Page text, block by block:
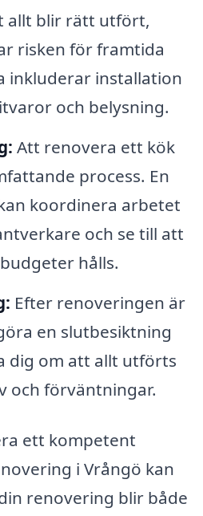
allt blir rätt utfört,
risken för framtida
inkluderar installation
och belysning.
Att renovera ett kök
process. En
koordinera arbetet
och se till att
hålls.
Efter renoveringen är
en slutbesiktning
dig om att allt utförts
och förväntningar.
ett kompetent
i Vrångö kan
renovering blir både